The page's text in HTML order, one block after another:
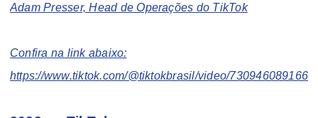
Adam Presser, Head de Operações do TikTok
Confira na link abaixo:
https://www.tiktok.com/@tiktokbrasil/video/